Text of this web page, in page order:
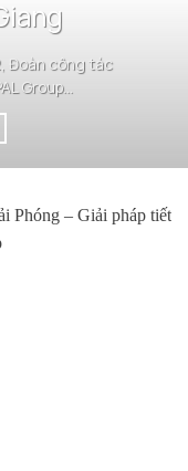
Đoàn công tác
Group...